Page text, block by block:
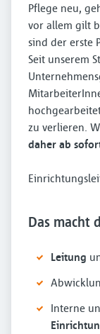
Pflege neu,
vor allem gilt
sind der erste
Seit unserem
zu verlieren.
daher ab
Das macht
Leitung
Interne